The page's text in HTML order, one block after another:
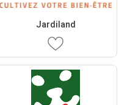
Jardiland